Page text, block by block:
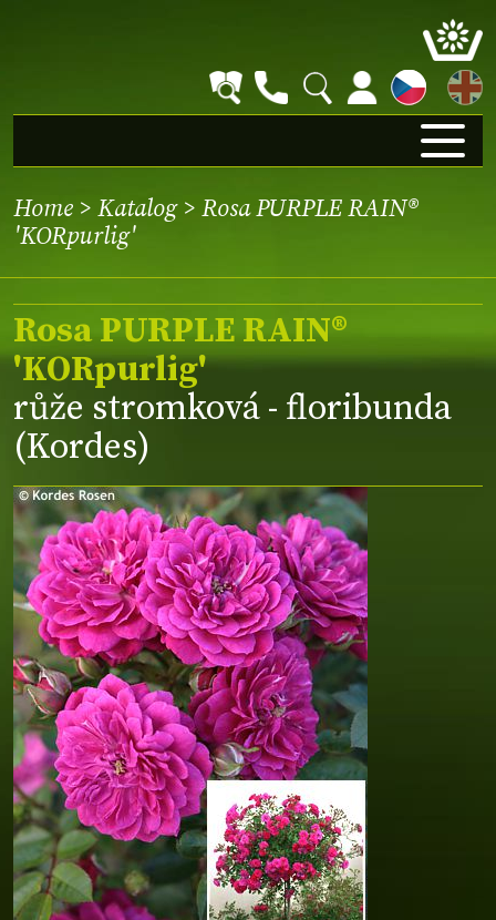
EN
Home > Katalog> Rosa PURPLE RAIN®
'KORpurlig'
Rosa PURPLE RAIN®
'KORpurlig'
růže stromková - floribunda
(Kordes)